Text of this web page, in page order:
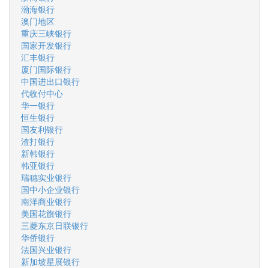
渤海银行
澳门地区
重庆三峡银行
国家开发银行
汇丰银行
厦门国际银行
中国进出口银行
代收付中心
华一银行
恒生银行
国友利银行
渣打银行
新韩银行
韩亚银行
瑞穗实业银行
国中小企业银行
南洋商业银行
美国花旗银行
三菱东京日联银行
华侨银行
法国兴业银行
新加坡星展银行